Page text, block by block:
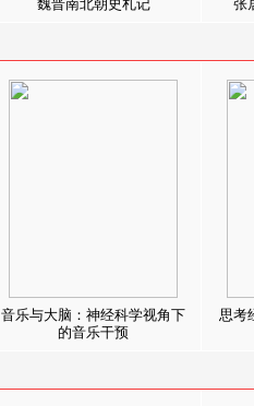
魏晋南北朝史札记 张
音乐与大脑：神经科学视角下
的音乐干预
思考